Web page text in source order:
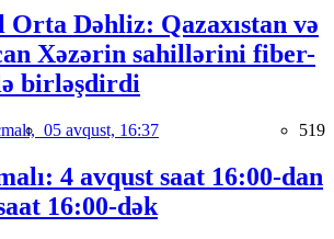
Orta Dəhliz: Qazaxıstan və
Xəzərin sahillərini fiber-
birləşdirdi
05 avqust, 16:37 519
4 avqust saat 16:00-dan
16:00-dək